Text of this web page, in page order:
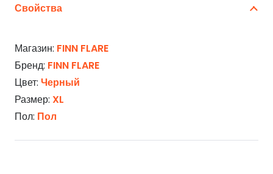
Свойства
Магазин: FINN FLARE
Бренд: FINN FLARE
Цвет: Черный
Размер: XL
Пол: Пол